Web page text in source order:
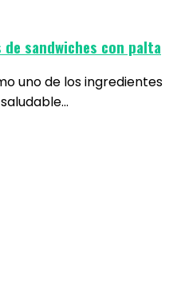
sandwiches con palta
uno de los ingredientes